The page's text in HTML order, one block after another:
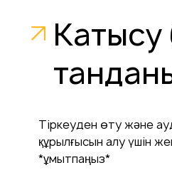
Катысу
Тіркеуден өту және
құрылғысын алу үшін
*ұмытпаңыз*